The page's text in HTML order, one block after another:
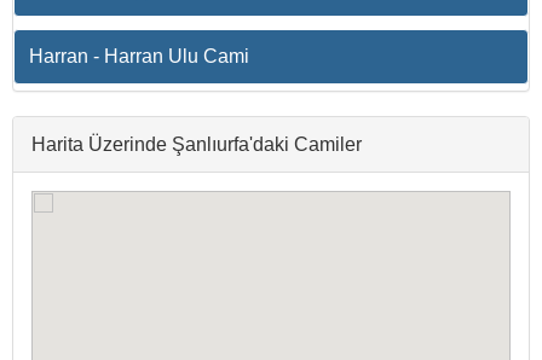
Harran - Harran Ulu Cami
Harita Üzerinde Şanlıurfa'daki Camiler